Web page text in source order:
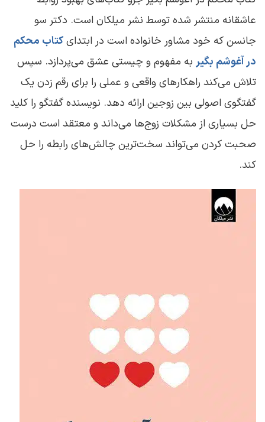
عاشقانه منتشر شده توسط نشر میلکان است. دکتر سو
جانسن که خود مشاور خانواده است در ابتدایکتاب محکم
در آغوشم بگیر به مفهوم و چیستی عشق می‌پردازد. سپس
تلاش می‌کند راهکارهای واقعی و عملی را برای رقم زدن یک
گفتگوی اصولی بین زوجین ارائه دهد. نویسنده گفتگو را کلید
حل بسیاری از مشکلات زوج‌ها می‌داند و معتقد است درست
صحبت کردن می‌تواند سخت‌ترین چالش‌های رابطه را حل
کند.